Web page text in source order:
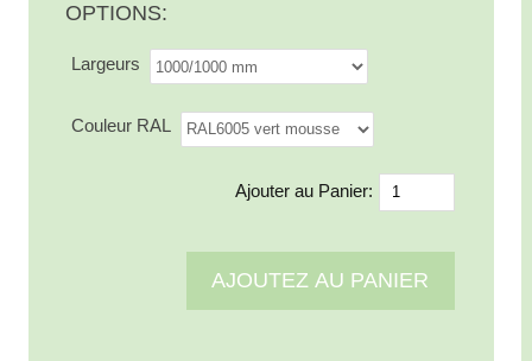
OPTIONS:
Largeurs
Couleur RAL
Ajouter au Panier: